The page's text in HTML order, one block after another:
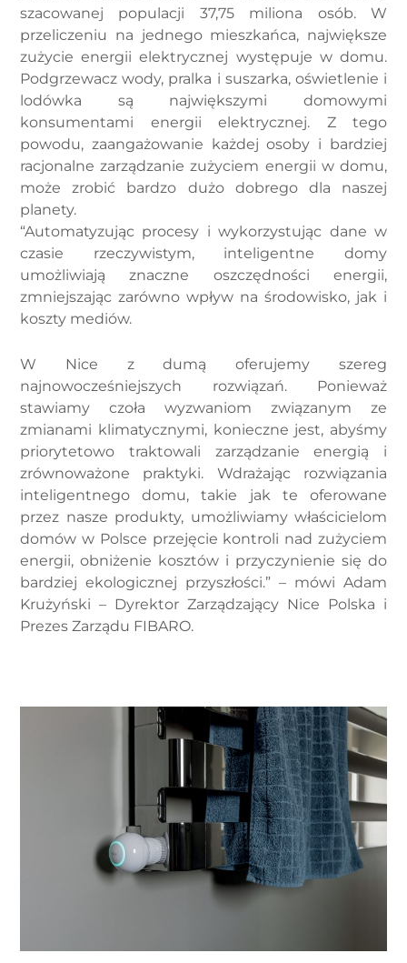
szacowanej populacji 37,75 miliona osób. W
przeliczeniu na jednego mieszkańca, największe
zużycie energii elektrycznej występuje w domu.
Podgrzewacz wody, pralka i suszarka, oświetlenie i
lodówka są największymi domowymi
konsumentami energii elektrycznej. Z tego
powodu, zaangażowanie każdej osoby i bardziej
racjonalne zarządzanie zużyciem energii w domu,
może zrobić bardzo dużo dobrego dla naszej
planety.
“Automatyzując procesy i wykorzystując dane w
czasie rzeczywistym, inteligentne domy
umożliwiają znaczne oszczędności energii,
zmniejszając zarówno wpływ na środowisko, jak i
koszty mediów.
W Nice z dumą oferujemy szereg
najnowocześniejszych rozwiązań. Ponieważ
stawiamy czoła wyzwaniom związanym ze
zmianami klimatycznymi, konieczne jest, abyśmy
priorytetowo traktowali zarządzanie energią i
zrównoważone praktyki. Wdrażając rozwiązania
inteligentnego domu, takie jak te oferowane
przez nasze produkty, umożliwiamy właścicielom
domów w Polsce przejęcie kontroli nad zużyciem
energii, obniżenie kosztów i przyczynienie się do
bardziej ekologicznej przyszłości.” – mówi Adam
Krużyński – Dyrektor Zarządzający Nice Polska i
Prezes Zarządu FIBARO.